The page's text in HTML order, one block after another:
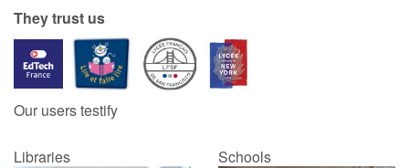
Catalogue anglais
Contraste +
Help
They trust us
Our users testify
Libraries Schools